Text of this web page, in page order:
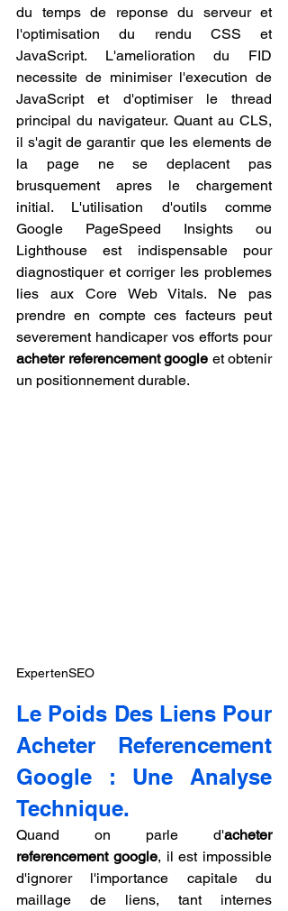
du temps de reponse du serveur et
l'optimisation du rendu CSS et
JavaScript. L'amelioration du FID
necessite de minimiser l'execution de
JavaScript et d'optimiser le thread
principal du navigateur. Quant au CLS,
il s'agit de garantir que les elements de
la page ne se deplacent pas
brusquement apres le chargement
initial. L'utilisation d'outils comme
Google PageSpeed Insights ou
Lighthouse est indispensable pour
diagnostiquer et corriger les problemes
lies aux Core Web Vitals. Ne pas
prendre en compte ces facteurs peut
severement handicaper vos efforts pour
acheter referencement google et obtenir
un positionnement durable.
ExpertenSEO
Le Poids Des Liens Pour
Acheter Referencement
Google : Une Analyse
Technique.
Quand on parle d'acheter
referencement google, il est impossible
d'ignorer l'importance capitale du
maillage de liens, tant internes